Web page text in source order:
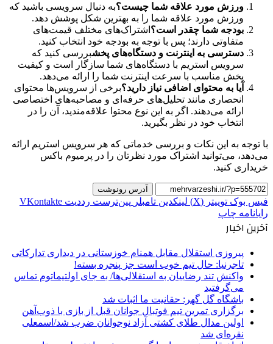
ورزش مورد علاقه شما چیست؟به دنبال سرویسی باشید که
ورزش مورد علاقه شما را به بهترین شکل پوشش دهد.
بودجه شما چقدر است؟ اشتراک‌های مختلف قیمت‌های
متفاوتی دارند؛ پس با توجه به بودجه خود انتخاب کنید.
دسترسی به اینترنت و دستگاه‌های پخشبررسی کنید که
سرویس استریم با دستگاه‌های شما سازگار است و کیفیت
پخش مناسب با سرعت اینترنت شما را ارائه می‌دهد.
آیا به محتوای اضافی نیاز دارید؟برخی از سرویس‌ها محتوای
انحصاری مانند تحلیل‌های حرفه‌ای و مصاحبه‌های اختصاصی
ارائه می‌دهند. اگر به این نوع محتوا علاقه‌مندید، آن را در
انتخاب خود در نظر بگیرید.
با توجه به این نکات و بررسی خدماتی که هر سرویس استریم ارائه
می‌دهد، می‌توانید اشتراک مورد نظرتان را در پرمیوم باکس
خریداری کنید.
آدرس رونوشت
فیس بوک توییتر (X) لینکدین ‫تامبلر ‫پین‌ترست ‫رددیت ‫VKontakte
رایانامه چاپ
آخرین اخبار
پیروزی استقلال مقابل همنام خوزستانی در دیداری تدارکاتی
تاجرنیا: حال تیم خوب است جز پنجره بسته!
واکنش تند رضاییان به استقلالی‌ها/ به جای اولتیماتوم تماس
می‌گرفتید
باشگاه گل گهر: حقانیت ما اثبات شد
برگزاری تمرین تیم فوتبال جوانان قبل از بازی با ذوب‌آهن
اولین مدال طلای کشتی آزاد نوجوانان ضرب شد/اسمعلی
نقره‌ای شد